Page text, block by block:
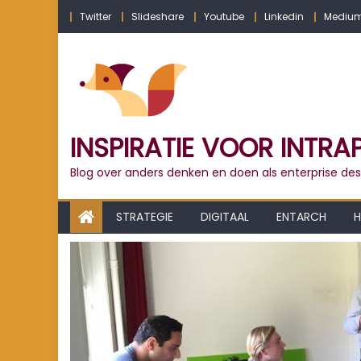
Skip
to
Twitter Slideshare Youtube Linkedin
INSPIRATIE VOOR
Blog over anders denken en doen als enterprise
STRATEGIE DIGITAAL ENTARCH